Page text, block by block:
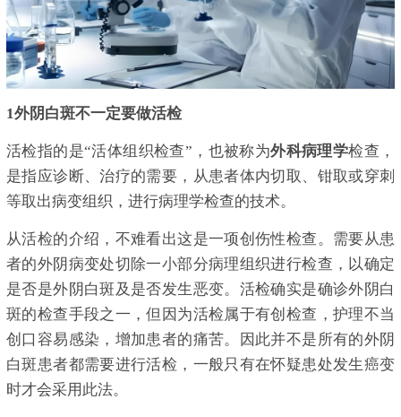
1外阴白斑不一定要做活检
活检指的是“活体组织检查”，也被称为外科病理学检查，
是指应诊断、治疗的需要，从患者体内切取、钳取或穿刺
等取出病变组织，进行病理学检查的技术。
从活检的介绍，不难看出这是一项创伤性检查。需要从患
者的外阴病变处切除一小部分病理组织进行检查，以确定
是否是外阴白斑及是否发生恶变。活检确实是确诊外阴白
斑的检查手段之一，但因为活检属于有创检查，护理不当
创口容易感染，增加患者的痛苦。因此并不是所有的外阴
白斑患者都需要进行活检，一般只有在怀疑患处发生癌变
时才会采用此法。